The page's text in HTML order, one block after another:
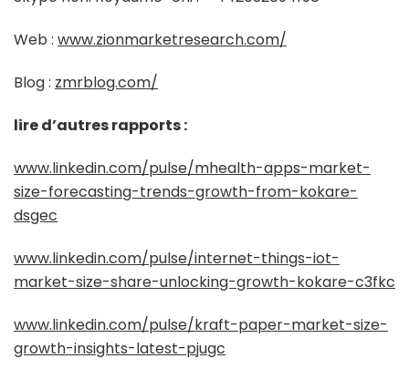
Web : www.zionmarketresearch.com/
Blog : zmrblog.com/
lire d’autres rapports :
www.linkedin.com/pulse/mhealth-apps-market-
size-forecasting-trends-growth-from-kokare-
dsgec
www.linkedin.com/pulse/internet-things-iot-
market-size-share-unlocking-growth-kokare-c3fkc
www.linkedin.com/pulse/kraft-paper-market-size-
growth-insights-latest-pjugc